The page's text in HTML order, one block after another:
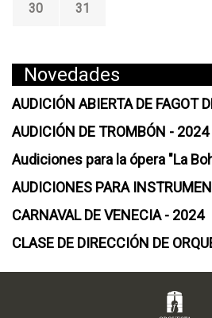
30
31
Novedades
AUDICIÓN ABIERTA DE FAGOT
AUDICIÓN DE TROMBÓN - 2024
Audiciones para la ópera "La
AUDICIONES PARA
CARNAVAL DE VENECIA - 2024
CLASE DE DIRECCIÓN DE